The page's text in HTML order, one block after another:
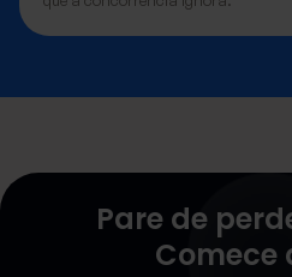
Pare de
Comece